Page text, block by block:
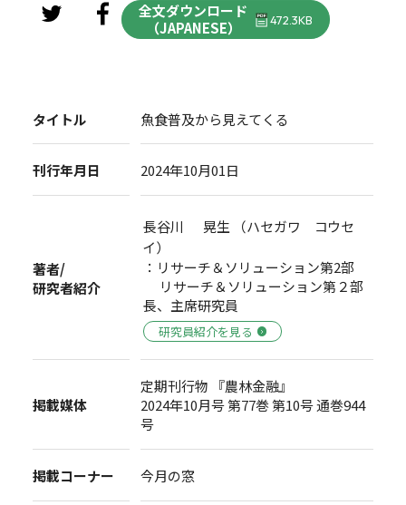
全文ダウンロード
（JAPANESE）
472.3KB
タイトル 魚食普及から見えてくる
刊行年月日 2024年10月01日
著者/
研究者紹介
長谷川 晃生 （ハセガワ コウセ
イ）
：リサーチ＆ソリューション第2部
リサーチ＆ソリューション第２部
長、主席研究員
研究員紹介を見る
掲載媒体
定期刊行物 『農林金融』
2024年10月号 第77巻 第10号 通巻944
号
掲載コーナー 今月の窓